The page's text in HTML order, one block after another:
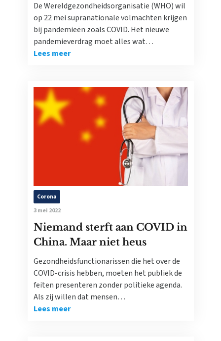
De Wereldgezondheidsorganisatie (WHO) wil
op 22 mei supranationale volmachten krijgen
bij pandemieën zoals COVID. Het nieuwe
pandemieverdrag moet alles wat…
Lees meer
Corona
3 mei 2022
Niemand sterft aan COVID in
China. Maar niet heus
Gezondheidsfunctionarissen die het over de
COVID-crisis hebben, moeten het publiek de
feiten presenteren zonder politieke agenda.
Als zij willen dat mensen…
Lees meer